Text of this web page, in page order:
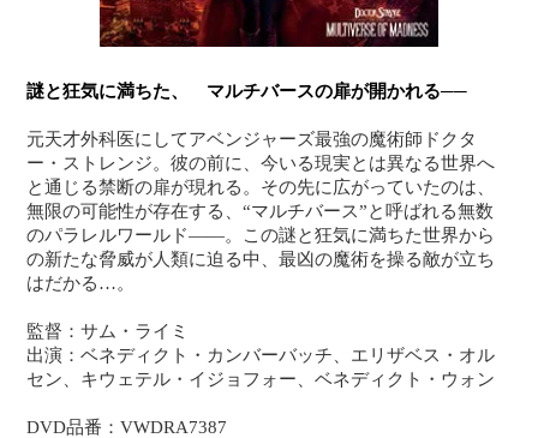
謎と狂気に満ちた、 マルチバースの扉が開かれる──
元天才外科医にしてアベンジャーズ最強の魔術師ドクタ
ー・ストレンジ。彼の前に、今いる現実とは異なる世界へ
と通じる禁断の扉が現れる。その先に広がっていたのは、
無限の可能性が存在する、“マルチバース”と呼ばれる無数
のパラレルワールド――。この謎と狂気に満ちた世界から
の新たな脅威が人類に迫る中、最凶の魔術を操る敵が立ち
はだかる…。
監督：サム・ライミ
出演：ベネディクト・カンバーバッチ、エリザベス・オル
セン、キウェテル・イジョフォー、ベネディクト・ウォン
DVD品番：VWDRA7387